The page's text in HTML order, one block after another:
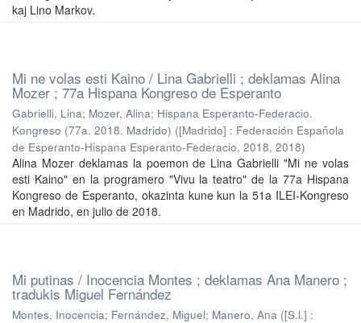
kaj Lino Markov.
Mi ne volas esti Kaino / Lina Gabrielli ; deklamas Alina
Mozer ; 77a Hispana Kongreso de Esperanto
Gabrielli, Lina; Mozer, Alina; Hispana Esperanto-Federacio.
Kongreso (77a. 2018. Madrido) ([Madrido] : Federación Española
de Esperanto-Hispana Esperanto-Federacio, 2018, 2018)
Alina Mozer deklamas la poemon de Lina Gabrielli "Mi ne volas
esti Kaino" en la programero "Vivu la teatro" de la 77a Hispana
Kongreso de Esperanto, okazinta kune kun la 51a ILEI-Kongreso
en Madrido, en julio de 2018.
Mi putinas / Inocencia Montes ; deklamas Ana Manero ;
tradukis Miguel Fernández
Montes, Inocencia; Fernández, Miguel; Manero, Ana ([S.l.] :